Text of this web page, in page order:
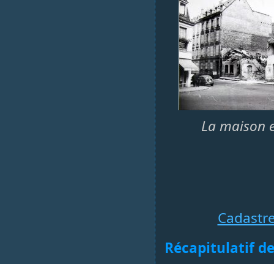
La maison
Récapitulatif